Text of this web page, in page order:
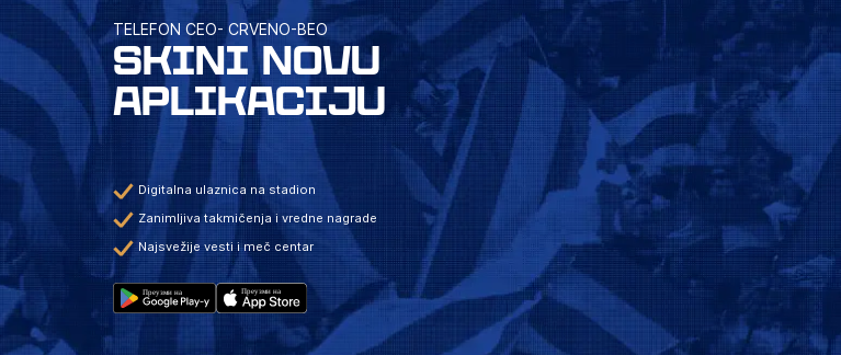
TELEFON CEO- CRVENO-BEO
SKINI NOVU
APLIKACIJU
Digitalna ulaznica na stadion
Zanimljiva takmičenja i vredne nagrade
Najsvežije vesti i meč centar